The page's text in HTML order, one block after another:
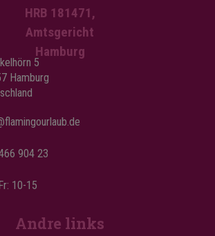
HRB 181471,
Amtsgericht
Hamburg
5
Hamburg
904 23
10-15
Andre links